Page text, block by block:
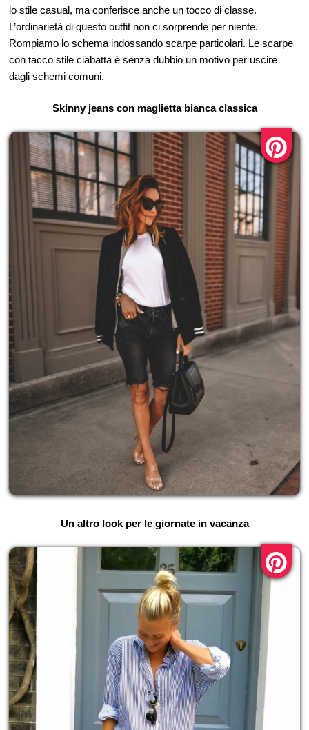
lo stile casual, ma conferisce anche un tocco di classe.
L’ordinarietà di questo outfit non ci sorprende per niente.
Rompiamo lo schema indossando scarpe particolari. Le scarpe
con tacco stile ciabatta è senza dubbio un motivo per uscire
dagli schemi comuni.
Skinny jeans con maglietta bianca classica
Un altro look per le giornate in vacanza